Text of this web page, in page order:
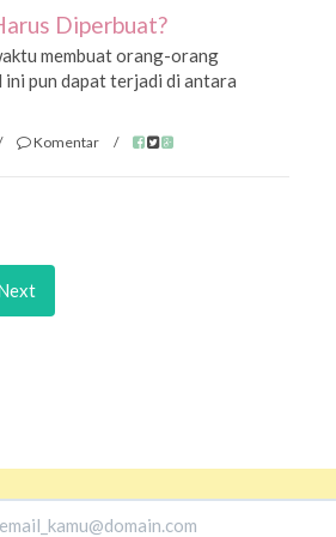
Diperbuat?
membuat orang-orang
ini pun dapat terjadi di antara
Komentar /